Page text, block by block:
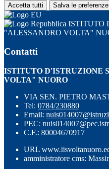
Accetta tutti Salva le preferenze
ISTITUTO
"ALESSANDRO VOLTA"
Contatti
ISTITUTO D'ISTRUZIONE
VOLTA" NUORO
VIA SEN. PIETRO
Tel: 0784/230880
Email:
PEC:
C.F.: 80004670917
URL
amministratore cms: